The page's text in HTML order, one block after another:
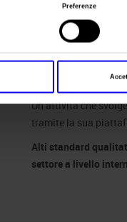
Preferenze
Veronafiereè un
Italia e all’estero
Un’attività che
tramite la sua
Alti standard
settore a livello